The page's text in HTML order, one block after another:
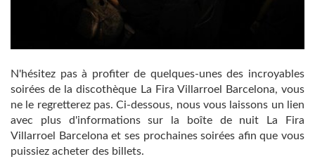
N'hésitez pas à profiter de quelques-unes des incroyables
soirées de la discothèque La Fira Villarroel Barcelona, vous
ne le regretterez pas. Ci-dessous, nous vous laissons un lien
avec plus d'informations sur la boîte de nuit La Fira
Villarroel Barcelona et ses prochaines soirées afin que vous
puissiez acheter des billets.